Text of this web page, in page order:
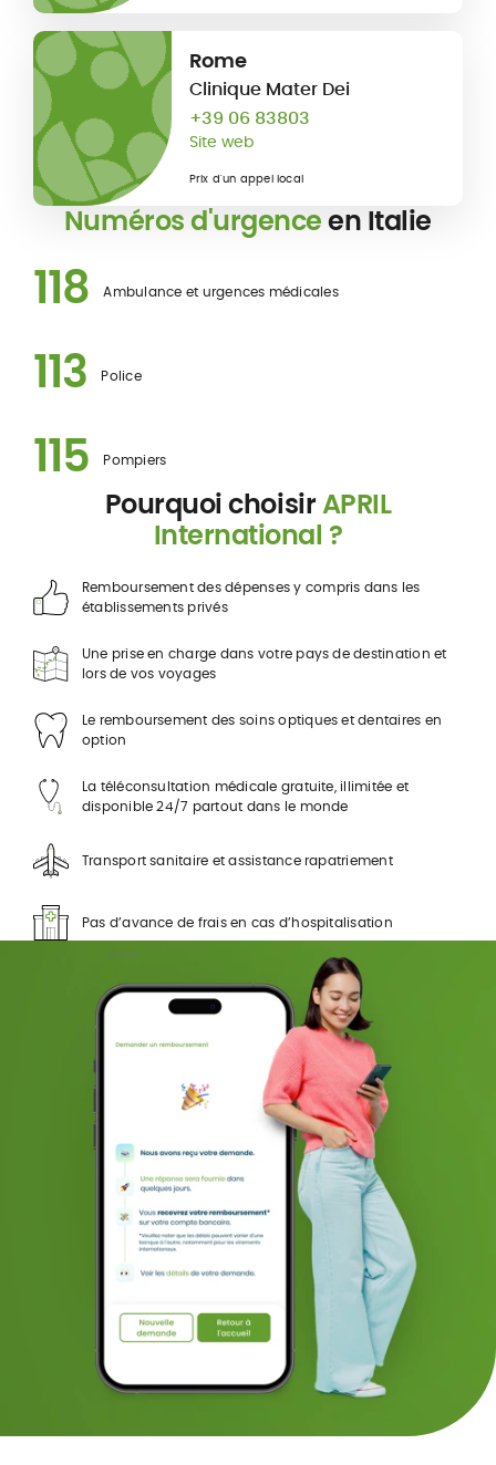
Rome
Clinique Mater Dei
+39 06 83803
Site web
Prix d'un appel local
Numéros d'urgenceen Italie
118 Ambulance et urgences médicales
113 Police
115 Pompiers
Pourquoi choisirAPRIL
International ?
Remboursement des dépenses y compris dans les
établissements privés
Une prise en charge dans votre pays de destination et
lors de vos voyages
Le remboursement des soins optiques et dentaires en
option
La téléconsultation médicale gratuite, illimitée et
disponible 24/7 partout dans le monde
Transport sanitaire et assistance rapatriement
Pas d’avance de frais en cas d’hospitalisation